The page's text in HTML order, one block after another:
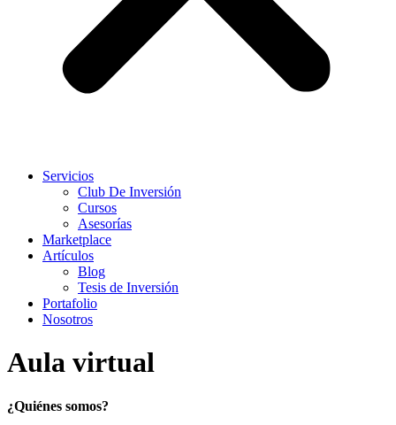
Servicios
Club De Inversión
Cursos
Asesorías
Marketplace
Artículos
Blog
Tesis de Inversión
Portafolio
Nosotros
Aula virtual
¿Quiénes somos?